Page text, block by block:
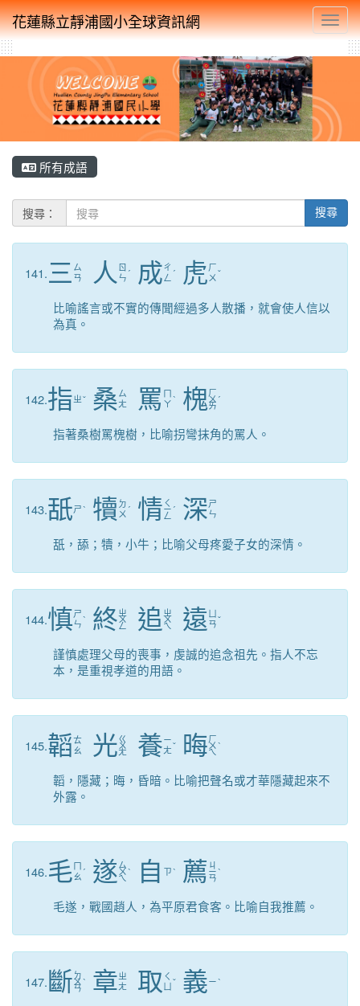
花蓮縣立靜浦國小全球資訊網
所有成語
搜尋： 搜尋
141.三 ㄙ
ㄢ
人 ㄖ
ㄣ ˊ 成ㄔ
ㄥ ˊ 虎ㄏ
ㄨ ˇ
比喻謠言或不實的傳聞經過多人散播，就會使人信以
為真。
142.指ㄓˇ 桑ㄙ
ㄤ
罵 ㄇ
ㄚˋ 槐ㄏ
ㄨ
ㄞ
ˊ
指著桑樹罵槐樹，比喻拐彎抹角的罵人。
143.舐ㄕˋ 犢 ㄉ
ㄨ ˊ 情 ㄑ
ㄧ
ㄥ
ˊ 深ㄕ
ㄣ
舐，舔；犢，小牛；比喻父母疼愛子女的深情。
144.慎ㄕ
ㄣˋ 終ㄓ
ㄨ
ㄥ 追 ㄓ
ㄨ
ㄟ 遠 ㄢˇ
謹慎處理父母的喪事，虔誠的追念祖先。指人不忘
本，是重視孝道的用語。
145.韜ㄊ
ㄠ
光ㄍ
ㄨ
ㄤ 養ㄧ
ㄤˇ 晦ㄏ
ㄨ
ㄟ
ˋ
韜，隱藏；晦，昏暗。比喻把聲名或才華隱藏起來不
外露。
146.毛 ㄇ
ㄠ ˊ 遂ㄙ
ㄨ
ㄟ
ˋ 自 ㄗˋ 薦 ㄐ
ㄧ
ㄢ
ˋ
毛遂，戰國趙人，為平原君食客。比喻自我推薦。
147. 斷 ㄉ
ㄨ
ㄢ
ˋ 章ㄓ
ㄤ
取 ㄑ
ˇ 義ㄧˋ